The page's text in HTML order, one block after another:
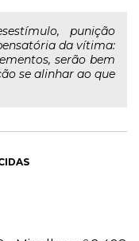
punição
da vítima:
serão bem
se alinhar ao que